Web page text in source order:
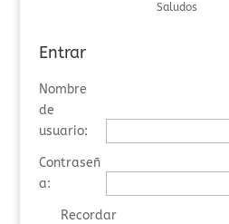
Saludos
Entrar
Nombre
de
usuario:
Contraseñ
a:
Recordar